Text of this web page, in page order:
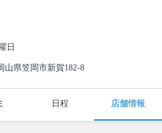
日
山県笠岡市新賀182-8
日程 店舗情報